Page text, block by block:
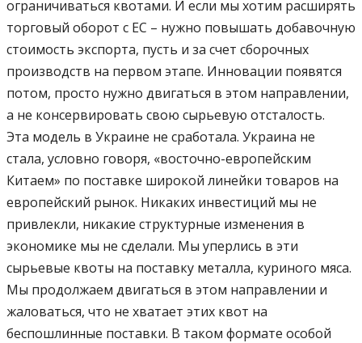
ограничиваться квотами. И если мы хотим расширять
торговый оборот с ЕС – нужно повышать добавочную
стоимость экспорта, пусть и за счет сборочных
производств на первом этапе. Инновации появятся
потом, просто нужно двигаться в этом направлении,
а не консервировать свою сырьевую отсталость.
Эта модель в Украине не сработала. Украина не
стала, условно говоря, «восточно-европейским
Китаем» по поставке широкой линейки товаров на
европейский рынок. Никаких инвестиций мы не
привлекли, никакие структурные изменения в
экономике мы не сделали. Мы уперлись в эти
сырьевые квоты на поставку металла, куриного мяса.
Мы продолжаем двигаться в этом направлении и
жаловаться, что не хватает этих квот на
беспошлинные поставки. В таком формате особой